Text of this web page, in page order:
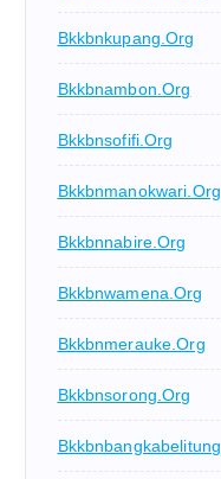
Bkkbnkupang.org
Bkkbnambon.org
Bkkbnsofifi.org
Bkkbnmanokwari.org
Bkkbnnabire.org
Bkkbnwamena.org
Bkkbnmerauke.org
Bkkbnsorong.org